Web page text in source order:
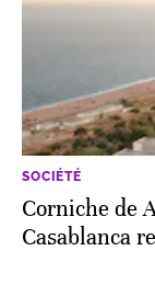
SOCIÉTÉ
Corniche de
Casablanca